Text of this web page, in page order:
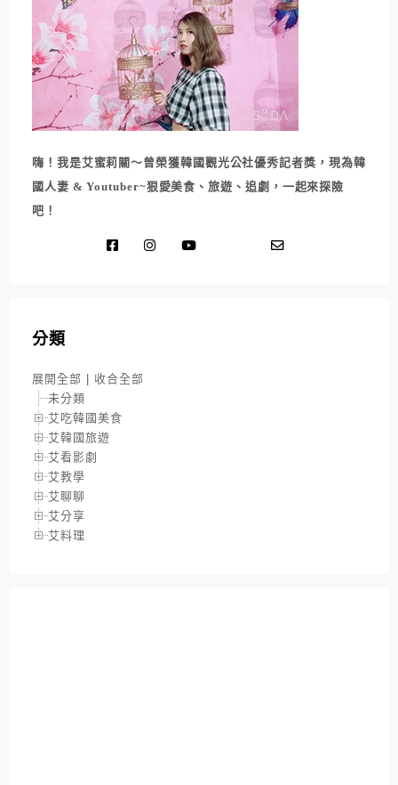
嗨！我是艾蜜莉關～曾榮獲韓國觀光公社優秀記者獎，現為韓
國人妻 & Youtuber~狠愛美食、旅遊、追劇，一起來探險
吧！
分類
展開全部 | 收合全部
未分類
艾吃韓國美食
艾韓國旅遊
艾看影劇
艾教學
艾聊聊
艾分享
艾料理